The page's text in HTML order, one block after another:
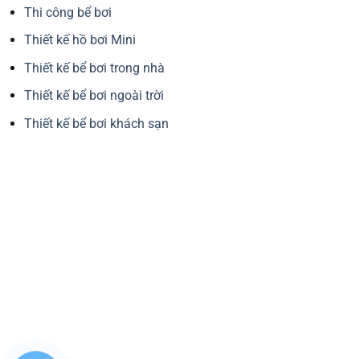
Thi công bể bơi
Thiết kế hồ bơi Mini
Thiết kế bể bơi trong nhà
Thiết kế bể bơi ngoài trời
Thiết kế bể bơi khách sạn